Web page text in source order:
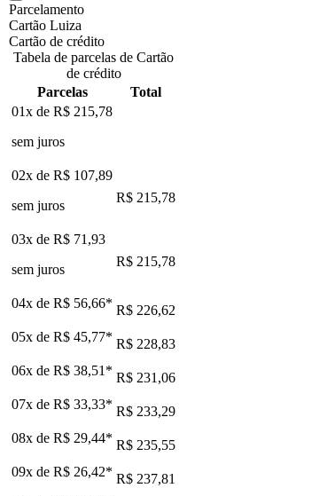
Parcelamento
Cartão Luiza
Cartão de crédito
Tabela de parcelas de Cartão
de crédito
Parcelas
Total
01x de R$ 215,78
sem juros
02x de R$ 107,89
sem juros
R$ 215,78
03x de R$ 71,93
sem juros
R$ 215,78
04x de R$ 56,66* R$ 226,62
05x de R$ 45,77* R$ 228,83
06x de R$ 38,51 * R$ 231,06
07x de R$ 33,33* R$ 233,29
08x de R$ 29,44* R$ 235,55
09x de R$ 26,42* R$ 237,81